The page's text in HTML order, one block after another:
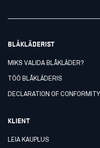
BLÅKLÄDERIST
MIKS VALIDA BLÅKLÄDER?
TÖÖ BLÅKLÄDERIS
DECLARATION OF CONFORMITY
KLIENT
LEIA KAUPLUS